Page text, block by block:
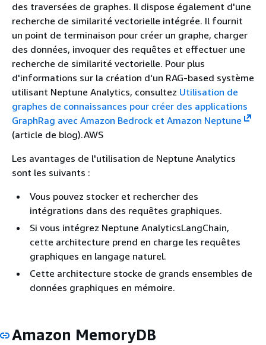
des traversées de graphes. Il dispose également d'une
recherche de similarité vectorielle intégrée. Il fournit
un point de terminaison pour créer un graphe, charger
des données, invoquer des requêtes et effectuer une
recherche de similarité vectorielle. Pour plus
d'informations sur la création d'un RAG-based système
utilisant Neptune Analytics, consultez Utilisation de
graphes de connaissances pour créer des applications
GraphRag avec Amazon Bedrock et Amazon Neptune
(article de blog).AWS
Les avantages de l'utilisation de Neptune Analytics
sont les suivants :
Vous pouvez stocker et rechercher des
intégrations dans des requêtes graphiques.
Si vous intégrez Neptune AnalyticsLangChain,
cette architecture prend en charge les requêtes
graphiques en langage naturel.
Cette architecture stocke de grands ensembles de
données graphiques en mémoire.
Amazon MemoryDB